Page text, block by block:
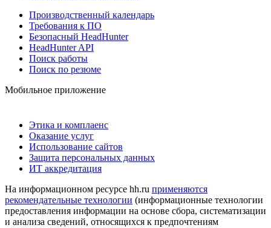
Производственный календарь
Требования к ПО
Безопасный HeadHunter
HeadHunter API
Поиск работы
Поиск по резюме
Мобильное приложение
Этика и комплаенс
Оказание услуг
Использование сайтов
Защита персональных данных
ИТ аккредитация
На информационном ресурсе hh.ru применяются
рекомендательные технологии (информационные технологии
предоставления информации на основе сбора, систематизации
и анализа сведений, относящихся к предпочтениям